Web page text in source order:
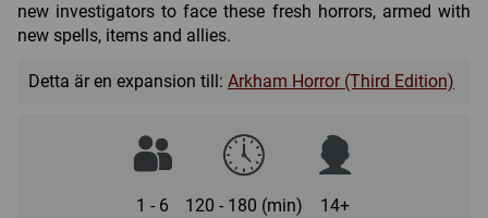
new investigators to face these fresh horrors, armed with
new spells, items and allies.
Detta är en expansion till: Arkham Horror (Third Edition)
1 - 6 120 - 180 (min) 14+